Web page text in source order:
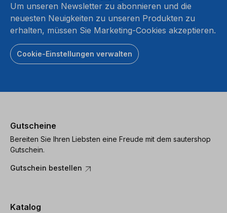
Um unseren Newsletter zu abonnieren und die
neuesten Neuigkeiten zu unseren Produkten zu
erhalten, müssen Sie Marketing-Cookies akzeptieren.
Cookie-Einstellungen verwalten
Gutscheine
Bereiten Sie Ihren Liebsten eine Freude mit dem sautershop
Gutschein.
Gutschein bestellen
Katalog